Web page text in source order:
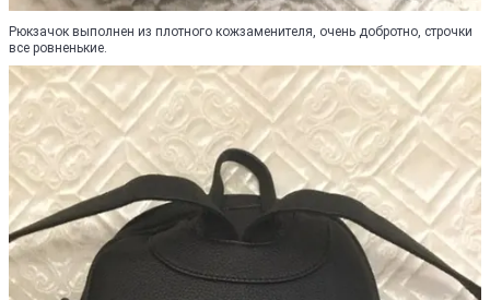
Рюкзачок выполнен из плотного кожзаменителя, очень добротно, строчки
все ровненькие.